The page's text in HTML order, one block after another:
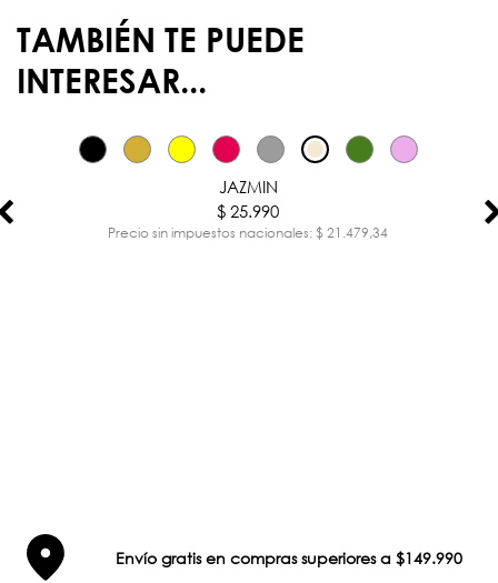
TAMBIÉN TE PUEDE
INTERESAR...
JAZMIN
$ 25.990
Precio sin impuestos nacionales: $ 21.479,34
Envío gratis en compras superiores a $149.990